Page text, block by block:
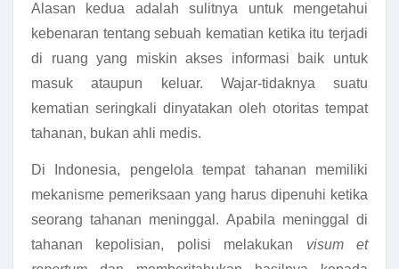
Alasan kedua adalah sulitnya untuk mengetahui
kebenaran tentang sebuah kematian ketika itu terjadi
di ruang yang miskin akses informasi baik untuk
masuk ataupun keluar. Wajar-tidaknya suatu
kematian seringkali dinyatakan oleh otoritas tempat
tahanan, bukan ahli medis.
Di Indonesia, pengelola tempat tahanan memiliki
mekanisme pemeriksaan yang harus dipenuhi ketika
seorang tahanan meninggal. Apabila meninggal di
tahanan kepolisian, polisi melakukan visum et